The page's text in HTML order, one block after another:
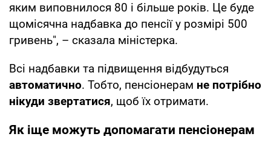
яким виповнилося 80 і більше років. Це буде
щомісячна надбавка до пенсії у розмірі 500
гривень", – сказала міністерка.
Всі надбавки та підвищення відбудуться
автоматично. Тобто, пенсіонерам не потрібно
нікуди звертатися, щоб їх отримати.
Як іще можуть допомагати пенсіонерам